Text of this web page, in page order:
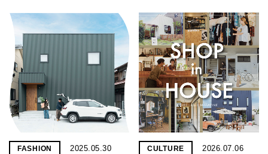
FASHION 2025.05.30 CULTURE 2026.07.06